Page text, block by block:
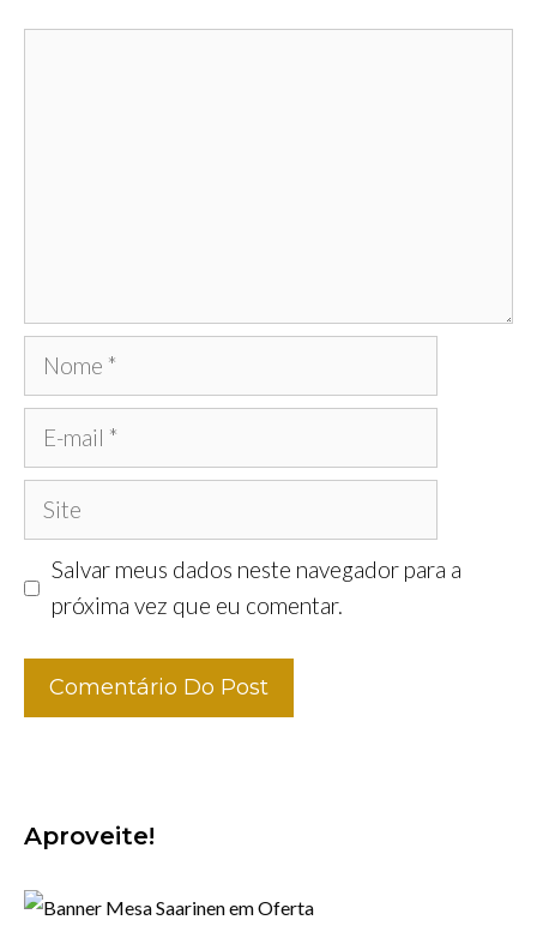
Nome
mail
Site
Salvar meus dados neste navegador para a
próxima vez que eu comentar.
Aproveite!